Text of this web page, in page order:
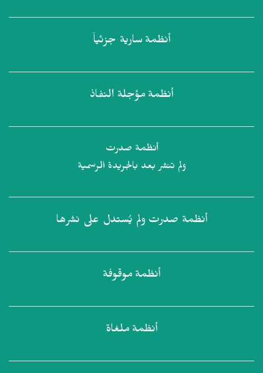
أنظمة سارية جزئياً
أنظمة مؤجلة النفاذ
أنظمة صدرت
ولم تنشر بعد بالجريدة الرسمية
أنظمة صدرت ولم يُستدل على نشرها
أنظمة موقوفة
أنظمة ملغاة